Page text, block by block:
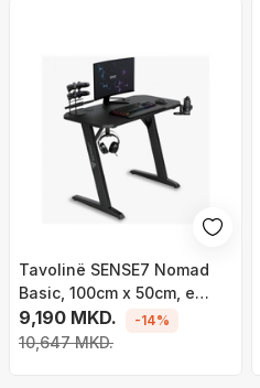
Tavolinë SENSE7 Nomad
Basic, 100cm x 50cm, e
zezë
9,190 MKD.
10,647 MKD.
-14%